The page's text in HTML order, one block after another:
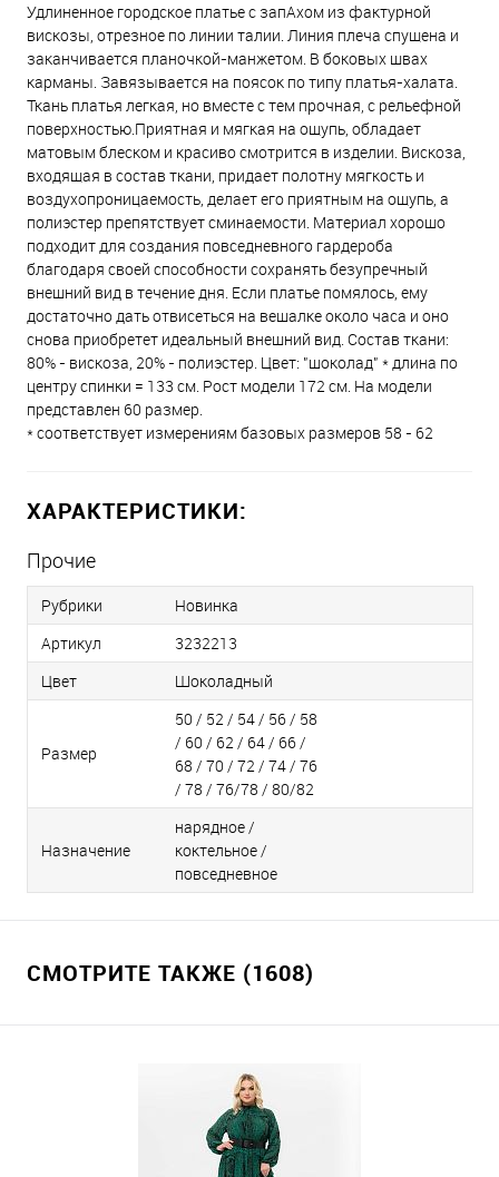
Удлиненное городское платье с запАхом из фактурной
вискозы, отрезное по линии талии. Линия плеча спущена и
заканчивается планочкой-манжетом. В боковых швах
карманы. Завязывается на поясок по типу платья-халата.
Ткань платья легкая, но вместе с тем прочная, с рельефной
поверхностью.Приятная и мягкая на ощупь, обладает
матовым блеском и красиво смотрится в изделии. Вискоза,
входящая в состав ткани, придает полотну мягкость и
воздухопроницаемость, делает его приятным на ощупь, а
полиэстер препятствует сминаемости. Материал хорошо
подходит для создания повседневного гардероба
благодаря своей способности сохранять безупречный
внешний вид в течение дня. Если платье помялось, ему
достаточно дать отвисеться на вешалке около часа и оно
снова приобретет идеальный внешний вид. Состав ткани:
80% - вискоза, 20% - полиэстер. Цвет: "шоколад" * длина по
центру спинки = 133 см. Рост модели 172 см. На модели
представлен 60 размер.
* соответствует измерениям базовых размеров 58 - 62
ХАРАКТЕРИСТИКИ:
Прочие
Рубрики
Новинка
Артикул
3232213
Цвет
Шоколадный
Размер
50 / 52 / 54 / 56 / 58
/ 60 / 62 / 64 / 66 /
68 / 70 / 72 / 74 / 76
/ 78 / 76/78 / 80/82
Назначение
нарядное /
коктельное /
повседневное
СМОТРИТЕ ТАКЖЕ (1608)